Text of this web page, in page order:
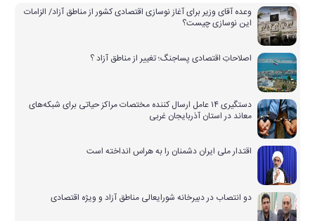
وعده آقای وزیر برای آغاز نوسازی اقتصادی کشور از مناطق آزاد/ الزامات
این نوسازی چیست؟
اصلاحاتِ اقتصادی پساجنگ؛ تغییر از مناطق آزاد ؟
دستگیری ۱۴ عامل ارسال کننده مختصات مراکز حیاتی برای شبکه‌های
معاند در استان آذربایجان غربی
اقتدار ملی ایران دشمنان را به هراس انداخته است
دو انتصاب در دبیرخانه شورایعالی مناطق آزاد و ویژه اقتصادی